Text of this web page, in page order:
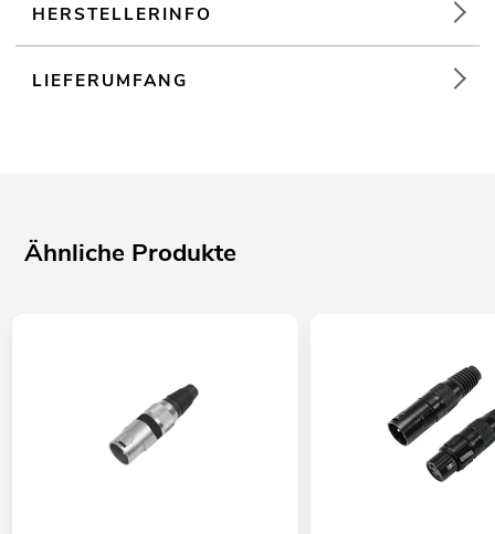
HERSTELLERINFO
LIEFERUMFANG
Ähnliche Produkte